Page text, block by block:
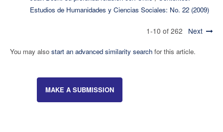
Estudios de Humanidades y Ciencias Sociales: No. 22 (2009)
1-10 of 262 Next
You may also start an advanced similarity searchfor this article.
MAKE A SUBMISSION